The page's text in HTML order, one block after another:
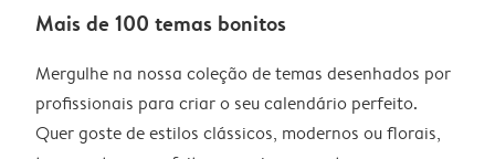
Mais de 100 temas bonitos
Mergulhe na nossa coleção de temas desenhados por
profissionais para criar o seu calendário perfeito.
Quer goste de estilos clássicos, modernos ou florais,